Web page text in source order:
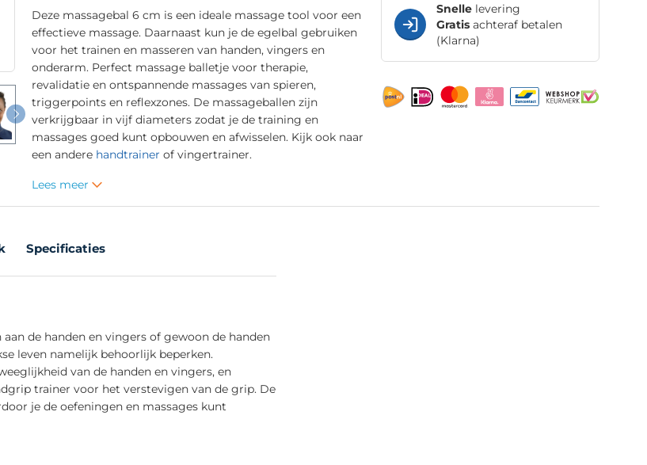
Deze massagebal 6 cm is een ideale massage tool voor een
effectieve massage. Daarnaast kun je de egelbal gebruiken
voor het trainen en masseren van handen, vingers en
onderarm. Perfect massage balletje voor therapie,
revalidatie en ontspannende massages van spieren,
triggerpoints en reflexzones. De massageballen zijn
verkrijgbaar in vijf diameters zodat je de training en
massages goed kunt opbouwen en afwisselen. Kijk ook naar
een andere handtrainer of vingertrainer.
Lees meer
Snellelevering
Gratisachteraf betalen
(Klarna)
Specificaties
de handen en vingers of gewoon de handen
leven namelijk behoorlijk beperken.
van de handen en vingers, en
trainer voor het verstevigen van de grip. De
je de oefeningen en massages kunt